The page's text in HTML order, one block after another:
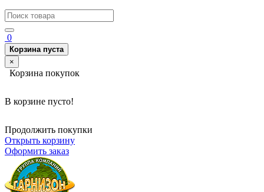
0
Корзина пуста
×
Корзина покупок
В корзине пусто!
Продолжить покупки
Открыть корзину
Оформить заказ